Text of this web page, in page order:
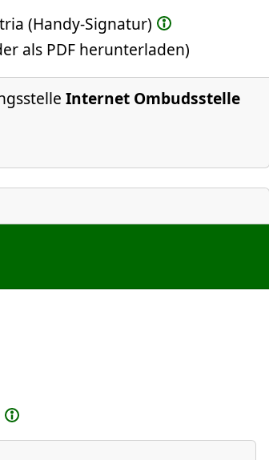
(Handy-Signatur)
als PDF herunterladen)
Internet Ombudsstelle